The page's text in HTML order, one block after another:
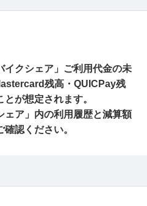
イクシェア」ご利用代金の未
残高・QUICPay残
が想定されます。
ェア」内の利用履歴と減算額
認ください。